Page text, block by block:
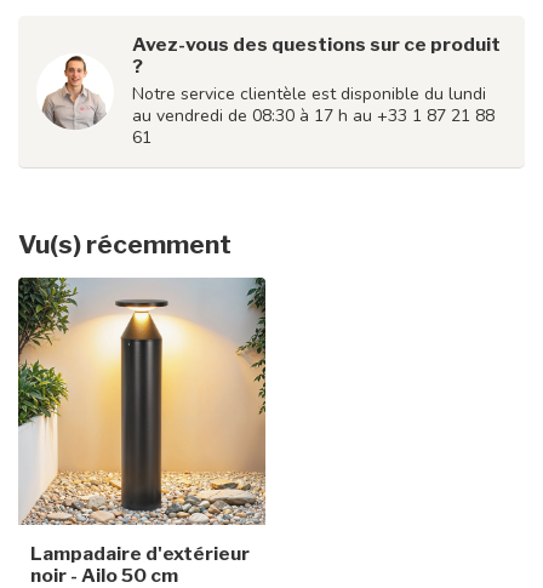
Avez-vous des questions sur ce produit
?
Notre service clientèle est disponible du lundi
au vendredi de 08:30 à 17 h au +33 1 87 21 88
61
Vu(s) récemment
Lampadaire d'extérieur
noir - Ailo 50 cm